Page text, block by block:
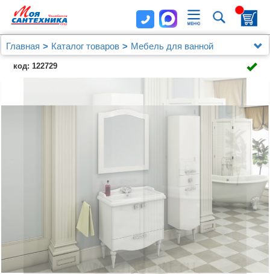
Главная Каталог товаров
Мебель для ванной
Шкафы - пеналы
Шкаф-пенал Comforty Монако 40 R
код: 122729